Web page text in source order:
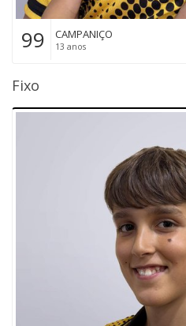
99 CAMPANIÇO
13 anos
Fixo